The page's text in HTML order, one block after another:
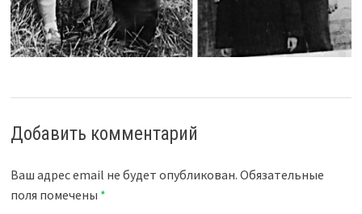
Добавить комментарий
Ваш адрес email не будет опубликован. Обязательные
поля помечены *